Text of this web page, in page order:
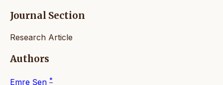
Journal Section
Research Article
Authors
Emre Şen *